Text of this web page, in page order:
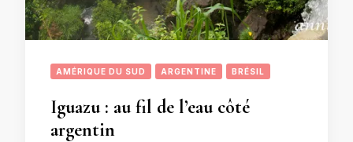
AMÉRIQUE DU SUD ARGENTINE BRÉSIL
Iguazu : au fil de l’eau côté
argentin